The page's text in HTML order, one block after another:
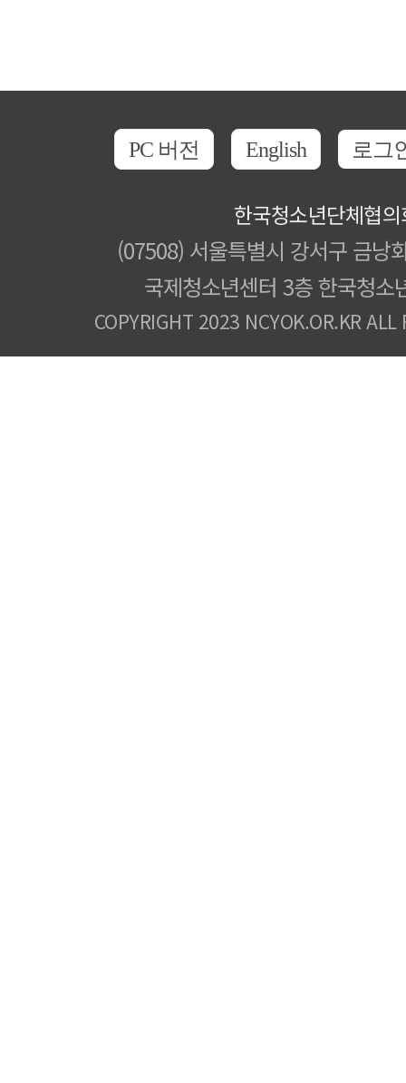
PC 버전 English 로그
한국청소년단체협
(07508) 서울특별시 강서구 금낭
국제청소년센터 3층 한국청소
COPYRIGHT 2023 NCYOK.OR.KR ALL